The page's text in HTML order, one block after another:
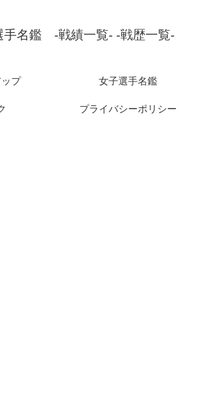
手名鑑 -戦績一覧- -戦歴一覧-
プ 女子選手名鑑
プライバシーポリシー